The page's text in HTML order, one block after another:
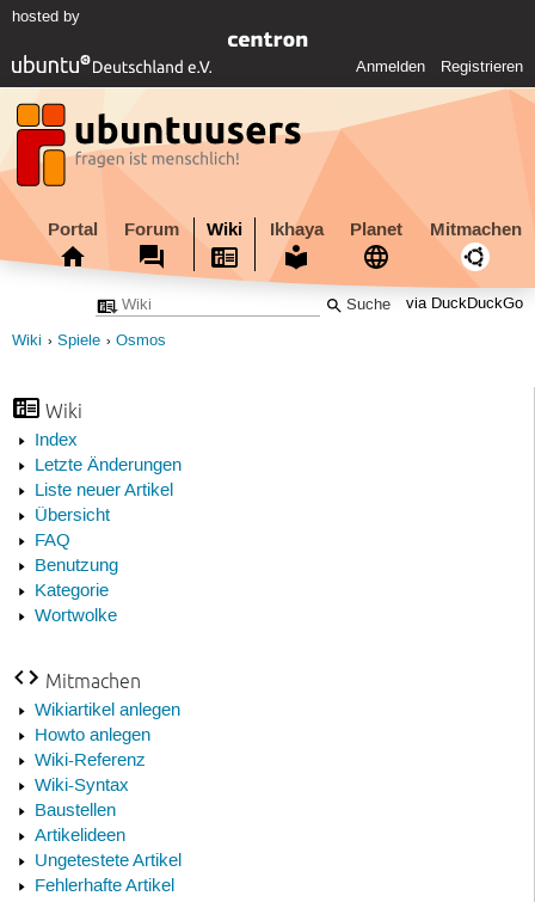
hosted by
Anmelden Registrieren
Portal Forum Wiki Ikhaya Planet Mitmachen
via DuckDuckGo
Wiki Spiele Osmos
Wiki
Index
Letzte Änderungen
Liste neuer Artikel
Übersicht
FAQ
Benutzung
Kategorie
Wortwolke
Mitmachen
Wikiartikel anlegen
Howto anlegen
Wiki-Referenz
Wiki-Syntax
Baustellen
Artikelideen
Ungetestete Artikel
Fehlerhafte Artikel